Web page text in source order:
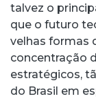
talvez o
que o futuro
velhas formas
concentração
estratégicos,
do Brasil em